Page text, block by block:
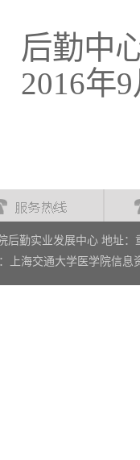
后勤中
2016年
后勤实业发展中心 地址：
上海交通大学医学院信息